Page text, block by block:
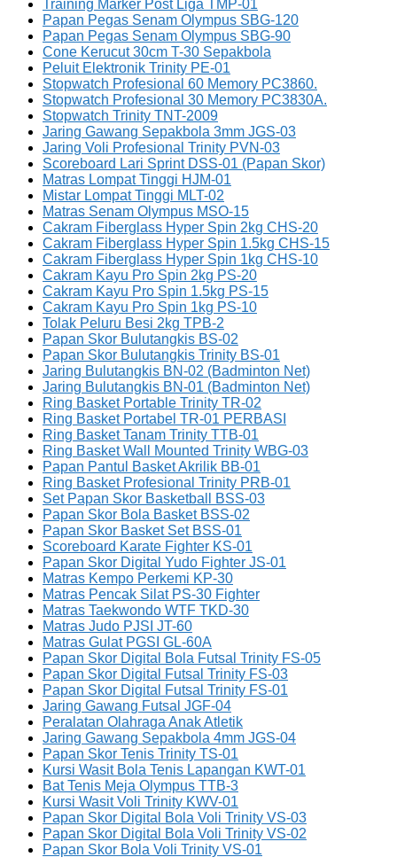
Training Marker Post Liga TMP-01
Papan Pegas Senam Olympus SBG-120
Papan Pegas Senam Olympus SBG-90
Cone Kerucut 30cm T-30 Sepakbola
Peluit Elektronik Trinity PE-01
Stopwatch Profesional 60 Memory PC3860.
Stopwatch Profesional 30 Memory PC3830A.
Stopwatch Trinity TNT-2009
Jaring Gawang Sepakbola 3mm JGS-03
Jaring Voli Profesional Trinity PVN-03
Scoreboard Lari Sprint DSS-01 (Papan Skor)
Matras Lompat Tinggi HJM-01
Mistar Lompat Tinggi MLT-02
Matras Senam Olympus MSO-15
Cakram Fiberglass Hyper Spin 2kg CHS-20
Cakram Fiberglass Hyper Spin 1.5kg CHS-15
Cakram Fiberglass Hyper Spin 1kg CHS-10
Cakram Kayu Pro Spin 2kg PS-20
Cakram Kayu Pro Spin 1.5kg PS-15
Cakram Kayu Pro Spin 1kg PS-10
Tolak Peluru Besi 2kg TPB-2
Papan Skor Bulutangkis BS-02
Papan Skor Bulutangkis Trinity BS-01
Jaring Bulutangkis BN-02 (Badminton Net)
Jaring Bulutangkis BN-01 (Badminton Net)
Ring Basket Portable Trinity TR-02
Ring Basket Portabel TR-01 PERBASI
Ring Basket Tanam Trinity TTB-01
Ring Basket Wall Mounted Trinity WBG-03
Papan Pantul Basket Akrilik BB-01
Ring Basket Profesional Trinity PRB-01
Set Papan Skor Basketball BSS-03
Papan Skor Bola Basket BSS-02
Papan Skor Basket Set BSS-01
Scoreboard Karate Fighter KS-01
Papan Skor Digital Yudo Fighter JS-01
Matras Kempo Perkemi KP-30
Matras Pencak Silat PS-30 Fighter
Matras Taekwondo WTF TKD-30
Matras Judo PJSI JT-60
Matras Gulat PGSI GL-60A
Papan Skor Digital Bola Futsal Trinity FS-05
Papan Skor Digital Futsal Trinity FS-03
Papan Skor Digital Futsal Trinity FS-01
Jaring Gawang Futsal JGF-04
Peralatan Olahraga Anak Atletik
Jaring Gawang Sepakbola 4mm JGS-04
Papan Skor Tenis Trinity TS-01
Kursi Wasit Bola Tenis Lapangan KWT-01
Bat Tenis Meja Olympus TTB-3
Kursi Wasit Voli Trinity KWV-01
Papan Skor Digital Bola Voli Trinity VS-03
Papan Skor Digital Bola Voli Trinity VS-02
Papan Skor Bola Voli Trinity VS-01